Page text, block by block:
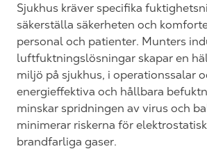
Sjukhus kräver specifika
säkerställa säkerheten och
personal och patienter. Munters
luftfuktningslösningar skapar en
miljö på sjukhus, i operationssalar
energieffektiva och hållbara
minskar spridningen av virus och
minimerar riskerna för
brandfarliga gaser.